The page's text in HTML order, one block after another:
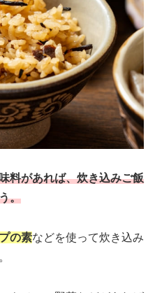
料があれば、炊き込みご飯
。
の素などを使って炊き込み